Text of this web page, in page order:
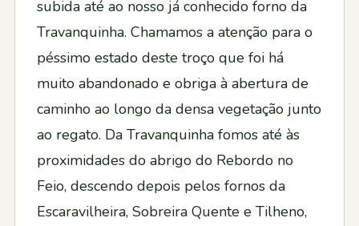
subida até ao nosso já conhecido forno da
Travanquinha. Chamamos a atenção para o
péssimo estado deste troço que foi há
muito abandonado e obriga à abertura de
caminho ao longo da densa vegetação junto
ao regato. Da Travanquinha fomos até às
proximidades do abrigo do Rebordo no
Feio, descendo depois pelos fornos da
Escaravilheira, Sobreira Quente e Tilheno,